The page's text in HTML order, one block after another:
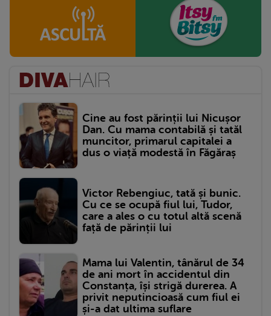
Cine au fost părinții lui Nicușor
Dan. Cu mama contabilă și tatăl
muncitor, primarul capitalei a
dus o viață modestă în Făgăraș
Victor Rebengiuc, tată și bunic.
Cu ce se ocupă fiul lui, Tudor,
care a ales o cu totul altă scenă
față de părinții lui
Mama lui Valentin, tânărul de 34
de ani mort în accidentul din
Constanța, își strigă durerea. A
privit neputincioasă cum fiul ei
și-a dat ultima suflare